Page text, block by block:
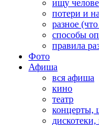
ищу
потери и
разное
способы
правила
Фото
Афиша
вся афиша
кино
театр
концерты,